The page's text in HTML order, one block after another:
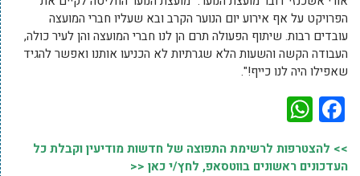
הפרויקט על אף אירוע יום הנוער הקרב ובא שעליו חברי המועצה
עובדים רבות. שיתוף הפעולה תרם הן לנו חברי המועצה והן לעיר כולה,
העבודה הקשה והשעות הלא שגרתיות לא הכניעו אותנו ואפשר להגיד
שאפילו היה לנו כייף!".
Facebook
>> להצטרפות לרשימת התפוצה של חדשות מודיעין וקבלת כל
העדכונים ראשונים בווטסאפ, לחץ/י כאן <<